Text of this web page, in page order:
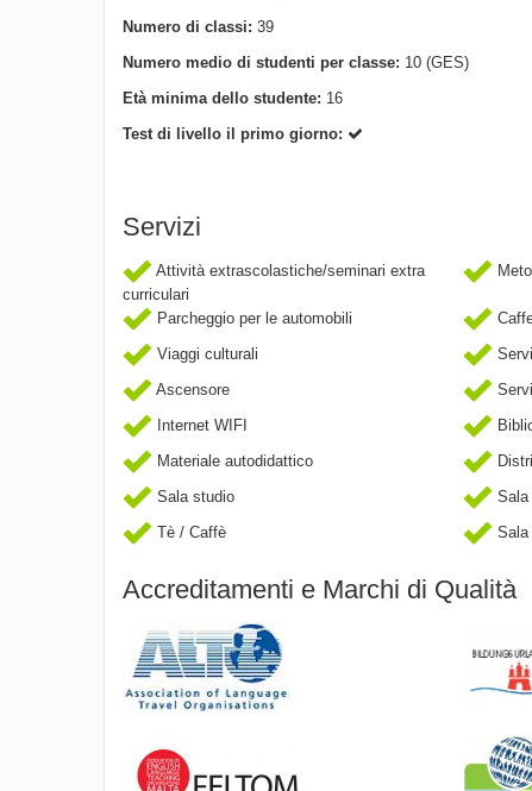
Numero di classi: 39
Numero medio di studenti per classe: 10 (GES)
Età minima dello studente: 16
Test di livello il primo giorno:
Servizi
Attività extrascolastiche/seminari extra
curriculari
Parcheggio per le automobili
Viaggi culturali
Ascensore
Internet WIFI
Materiale autodidattico
Sala studio
Sala
Tè / Caffè
Sala
Accreditamenti e Marchi di Qualità